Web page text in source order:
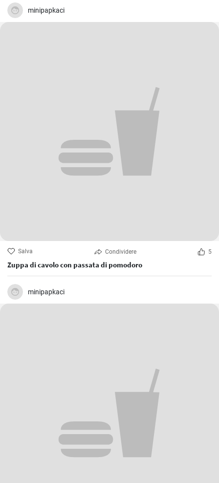
minipapkaci
Salva Condividere 5
Zuppa di cavolo con passata di pomodoro
minipapkaci